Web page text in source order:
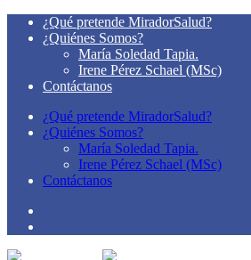
¿Qué pretende MiradorSalud?
¿Quiénes Somos?
María Soledad Tapia.
Irene Pérez Schael (MSc)
Contáctanos
¿Qué pretende MiradorSalud?
¿Quiénes Somos?
María Soledad Tapia.
Irene Pérez Schael (MSc)
Contáctanos